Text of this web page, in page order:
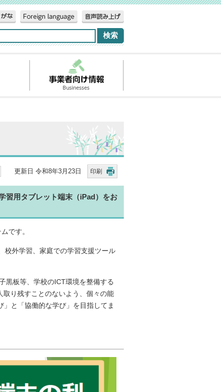
更新日 令和8年3月23日 印刷
習用タブレット端末（iPad）をお
です。
外学習、家庭での学習支援ツール
板等、学校のICT環境を整備する
り残すことのないよう、個々の能
と「協働的な学び」を目指してま